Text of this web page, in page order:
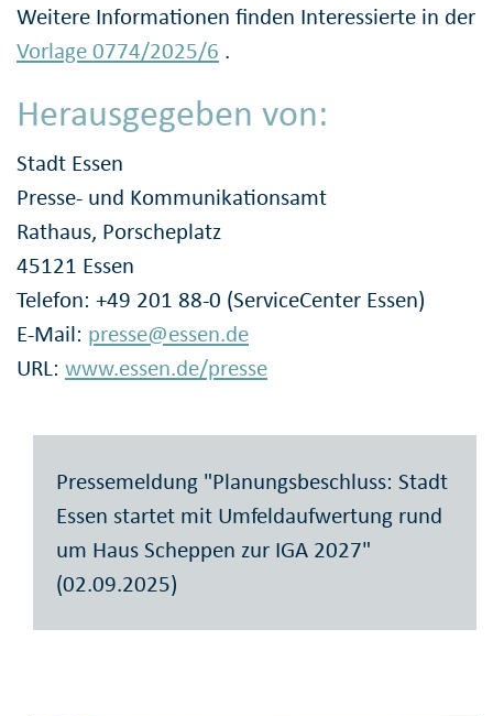
Weitere Informationen finden Interessierte in der
Vorlage 0774/2025/6 .
Herausgegeben von:
Stadt Essen
Presse- und Kommunikationsamt
Rathaus, Porscheplatz
45121 Essen
Telefon: +49 201 88-0 (ServiceCenter Essen)
E-Mail: presse@essen.de
URL: www.essen.de/presse
Pressemeldung "Planungsbeschluss: Stadt
Essen startet mit Umfeldaufwertung rund
um Haus Scheppen zur IGA 2027"
(02.09.2025)